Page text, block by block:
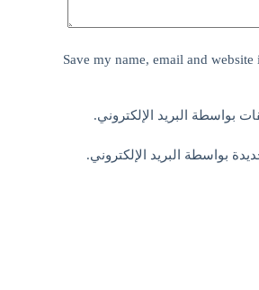
Save my name, email and
بواسطة البريد الإلكتروني.
بواسطة البريد الإلكتروني.